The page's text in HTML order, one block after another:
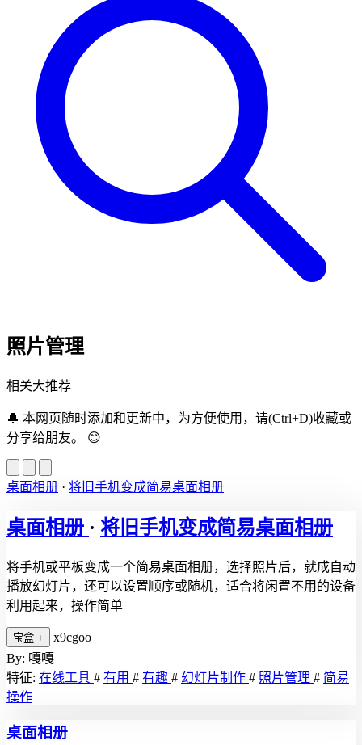
照片管理
相关大推荐
🔔 本网页随时添加和更新中，为方便使用，请(Ctrl+D)收藏或
分享给朋友。 😊
桌面相册 · 将旧手机变成简易桌面相册
桌面相册 · 将旧手机变成简易桌面相册
将手机或平板变成一个简易桌面相册，选择照片后，就成自动
播放幻灯片，还可以设置顺序或随机，适合将闲置不用的设备
利用起来，操作简单
宝盒 +
x9cgoo
By: 嘎嘎
特征: 在线工具 # 有用 # 有趣 # 幻灯片制作 # 照片管理 # 简易
操作
桌面相册